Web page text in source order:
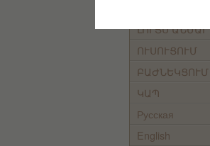
ԼՈՒՅՍ ԱՆՄԱՐ
ՈՒՍՈՒՑՈՒՄ
ԲԱԺՆԵԿՑՈՒՄ
ԿԱՊ
Русская
English